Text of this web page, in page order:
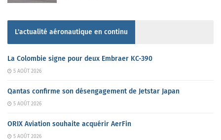
L'actualité aéronautique en continu
La Colombie signe pour deux Embraer KC-390
5 AOÛT 2026
Qantas confirme son désengagement de Jetstar Japan
5 AOÛT 2026
ORIX Aviation souhaite acquérir AerFin
5 AOÛT 2026